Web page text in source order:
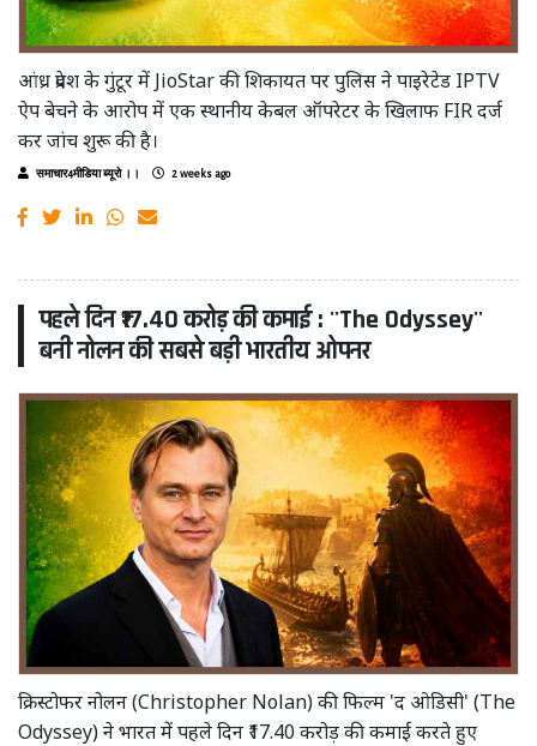
आंध्र प्रदेश के गुंटूर में JioStar की शिकायत पर पुलिस ने पाइरेटेड IPTV
ऐप बेचने के आरोप में एक स्थानीय केबल ऑपरेटर के खिलाफ FIR दर्ज
कर जांच शुरू की है।
समाचार4मीडिया ब्यूरो ।। 2 weeks ago
पहले दिन ₹17.40 करोड़ की कमाई : ''The Odyssey''
बनी नोलन की सबसे बड़ी भारतीय ओपनर
क्रिस्टोफर नोलन (Christopher Nolan) की फिल्म 'द ओडिसी' (The
Odyssey) ने भारत में पहले दिन ₹17.40 करोड़ की कमाई करते हुए